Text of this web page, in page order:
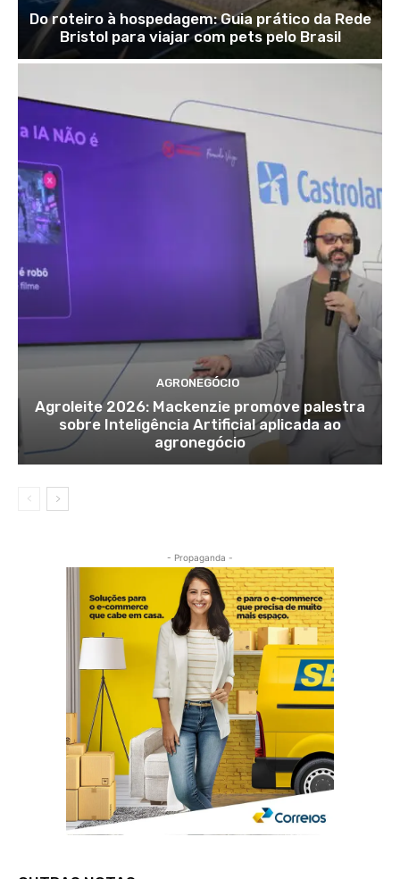
Do roteiro à hospedagem: Guia prático da Rede
Bristol para viajar com pets pelo Brasil
AGRONEGÓCIO
Agroleite 2026: Mackenzie promove palestra
sobre Inteligência Artificial aplicada ao
agronegócio
- Propaganda -